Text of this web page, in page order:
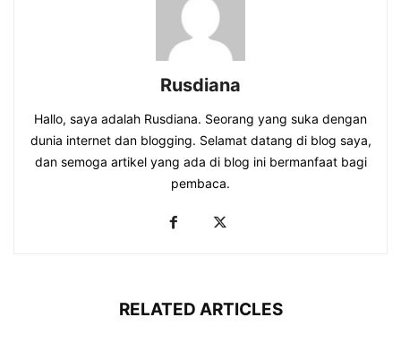
Rusdiana
Hallo, saya adalah Rusdiana. Seorang yang suka dengan
dunia internet dan blogging. Selamat datang di blog saya,
dan semoga artikel yang ada di blog ini bermanfaat bagi
pembaca.
RELATED ARTICLES